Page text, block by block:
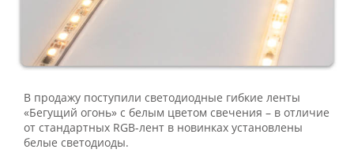
В продажу поступили светодиодные гибкие ленты
«Бегущий огонь» с белым цветом свечения – в отличие
от стандартных RGB-лент в новинках установлены
белые светодиоды.